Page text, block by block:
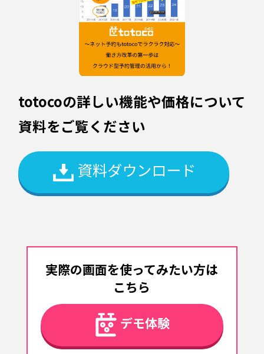
totocoの詳しい機能や価格について
資料をご覧ください
資料ダウンロード
実際の画面を使ってみたい方は
こちら
デモ体験